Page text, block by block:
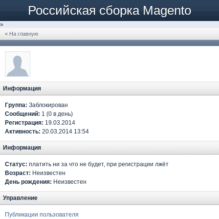
Российская сборка Magento
»
« На главную
Информация
Группа: Заблокирован
Сообщений: 1 (0 в день)
Регистрация: 19.03.2014
Активность: 20.03.2014 13:54
Информация
Статус: платить ни за что не будет, при регистрации лжёт
Возраст: Неизвестен
День рождения: Неизвестен
Управление
Публикации пользователя